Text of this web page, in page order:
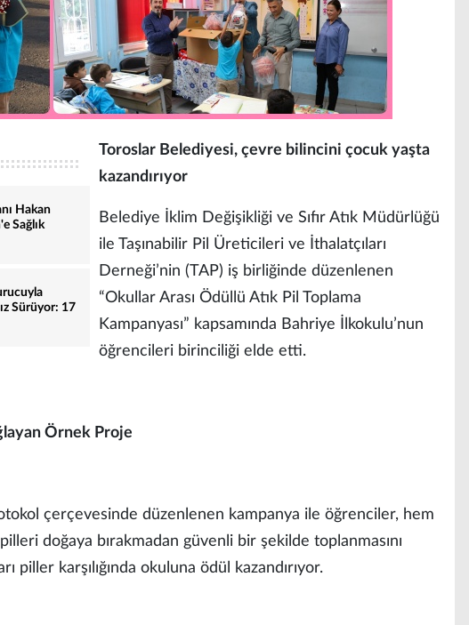
Hakan
Sağlık
Sürüyor: 17
Toroslar Belediyesi, çevre bilincini çocuk yaşta
kazandırıyor
Belediye İklim Değişikliği ve Sıfır Atık Müdürlüğü
ile Taşınabilir Pil Üreticileri ve İthalatçıları
Derneği’nin (TAP) iş birliğinde düzenlenen
“Okullar Arası Ödüllü Atık Pil Toplama
Kampanyası” kapsamında Bahriye İlkokulu’nun
öğrencileri birinciliği elde etti.
Örnek Proje
çerçevesinde düzenlenen kampanya ile öğrenciler, hem
doğaya bırakmadan güvenli bir şekilde toplanmasını
piller karşılığında okuluna ödül kazandırıyor.